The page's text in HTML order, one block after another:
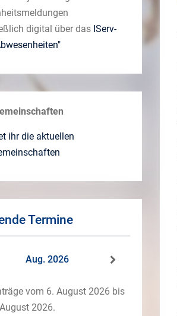
digital über das IServ-
ihr die aktuellen
Termine
Aug. 2026
vom 6. August 2026 bis
2026.